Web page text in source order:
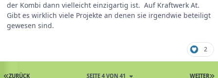
der Kombi dann vielleicht einzigartig ist. Auf Kraftwerk At.
Gibt es wirklich viele Projekte an denen sie irgendwie beteiligt
gewesen sind.
2
ZURÜCK WEITER
SEITE 4 VON 41